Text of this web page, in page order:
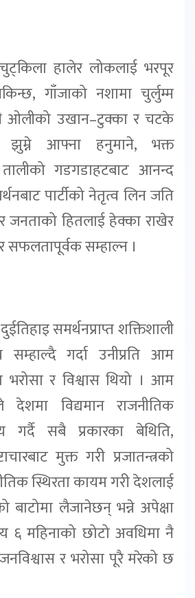
हालेर लोकलाई भरपूर
गाँजाको नशामा चुर्लुम्म
ओलीको उखान–टुक्का र चटके
झुम्ने आफ्ना हनुमाने, भक्त
तालीको गडगडाहटबाट आनन्द
पार्टीको नेतृत्व लिन जति
हितलाई हेक्का राखेर
सफलतापूर्वक सम्हाल्न ।
समर्थनप्राप्त शक्तिशाली
गर्दा उनीप्रति आम
भरोसा र विश्वास थियो । आम
विद्यमान राजनीतिक
गर्दै सबै प्रकारका बेथिति,
मुक्त गरी प्रजातन्त्रको
स्थिरता कायम गरी देशलाई
बाटोमा लैजानेछन् भन्ने अपेक्षा
६ महिनाको छोटो अवधिमा नै
र भरोसा पूरै मरेको छ